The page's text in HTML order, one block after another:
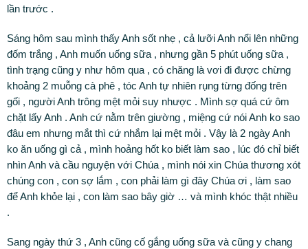
lần trước .
Sáng hôm sau mình thấy Anh sốt nhẹ , cả lưỡi Anh nổi lên những
đốm trắng , Anh muốn uống sữa , nhưng gần 5 phút uống sữa ,
tình trạng cũng y như hôm qua , có chăng là vơi đi được chừng
khoảng 2 muỗng cà phê , tóc Anh tự nhiên rụng từng đống trên
gối , người Anh trông mệt mỏi suy nhược . Mình sợ quá cứ ôm
chặt lấy Anh . Anh cứ nằm trên giường , miệng cứ nói Anh ko sao
đâu em nhưng mắt thì cứ nhắm lại mệt mỏi . Vậy là 2 ngày Anh
ko ăn uống gì cả , mình hoảng hốt ko biết làm sao , lúc đó chỉ biết
nhìn Anh và cầu nguyện với Chúa , mình nói xin Chúa thương xót
chúng con , con sợ lắm , con phải làm gì đây Chúa ơi , làm sao
để Anh khỏe lại , con làm sao bây giờ … và mình khóc thật nhiều
.
Sang ngày thứ 3 , Anh cũng cố gắng uống sữa và cũng y chang